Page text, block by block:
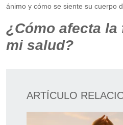
ánimo y cómo se siente su cuerpo
¿Cómo afecta
mi salud?
ARTÍCULO